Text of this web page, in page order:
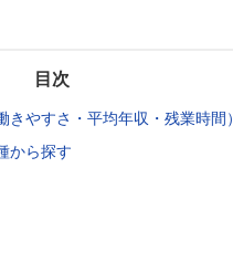
目次
やすさ・平均年収・残業時間）
から探す